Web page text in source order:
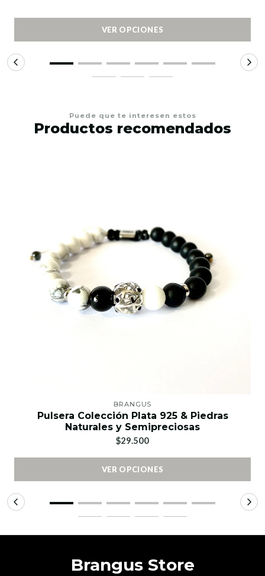
VER OPCIONES
Puede que te interesen estos
Productos recomendados
BRANGUS
Pulsera Colección Plata 925 & Piedras
Naturales y Semipreciosas
$29.500
VER OPCIONES
Brangus Store